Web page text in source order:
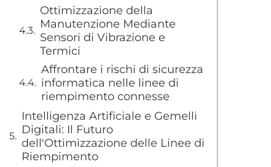
Ottimizzazione della
Manutenzione Mediante
Sensori di Vibrazione e
Termici
Affrontare i rischi di sicurezza
informatica nelle linee di
riempimento connesse
Intelligenza Artificiale e Gemelli
Digitali: Il Futuro
dell'Ottimizzazione delle Linee di
Riempimento